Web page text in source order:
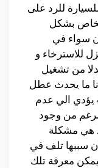
للرد على
بشكل
سواء في
للاسترخاء و
من تشغيل
ما يحدث عطل
يؤدي الي عدم
من وجود
هي مشكلة
سببها تلف في
معرفة تلك